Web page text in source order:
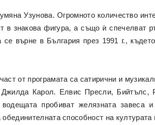
Узунова. Огромното количество
в знакова фигура, а също ѝспечелват
върне в България през 1991 г.,
от програмата са сатирични и
Джилда Карол. Елвис Пресли, Бийтълс,
пробиват желязната завеса
способност на културата